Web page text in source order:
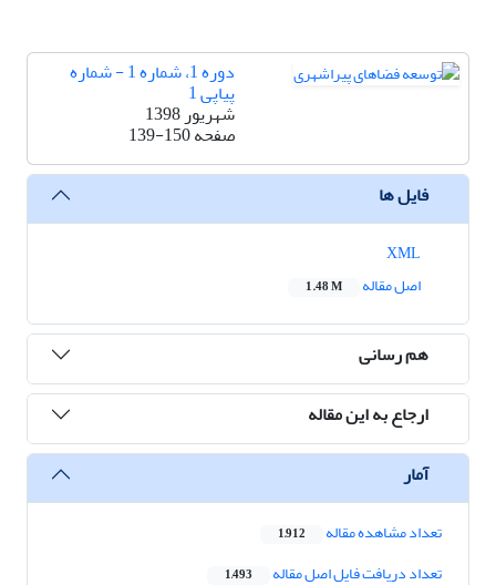
دوره 1، شماره 1 - شماره
پیاپی 1
شهریور 1398
صفحه139-150
فایل ها
اصل مقاله
1.48 M
هم رسانی
ارجاع به این مقاله
آمار
تعداد مشاهده مقاله 1,912
تعداد دریافت فایل اصل مقاله 1,493